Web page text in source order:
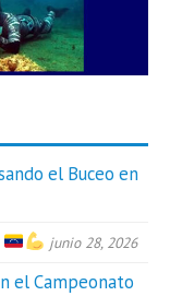
el Buceo en
junio 28, 2026
el Campeonato